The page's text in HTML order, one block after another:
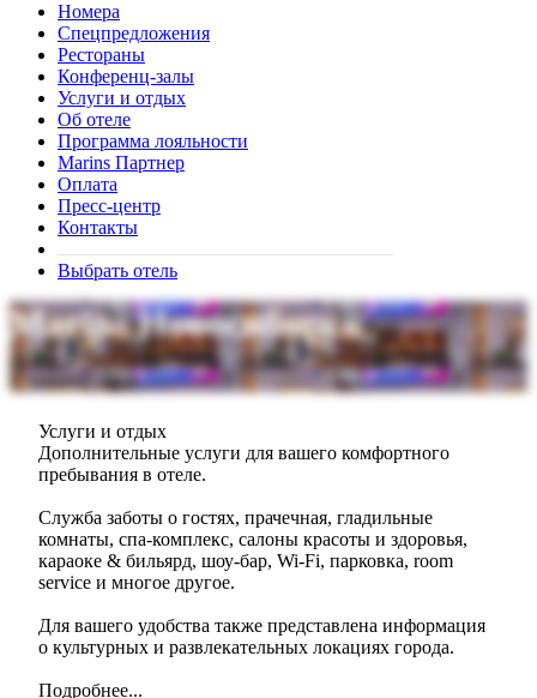
Номера
Спецпредложения
Рестораны
Конференц-залы
Услуги и отдых
Об отеле
Программа лояльности
Marins Партнер
Оплата
Пресс-центр
Контакты
Выбрать отель
Marins Новосибирск
С заботой о Вас
Услуги и отдых
Дополнительные услуги для вашего комфортного
пребывания в отеле.
Служба заботы о гостях, прачечная, гладильные
комнаты, спа-комплекс, салоны красоты и здоровья,
караоке & бильярд, шоу-бар, Wi‑Fi, парковка, room
service и многое другое.
Для вашего удобства также представлена информация
о культурных и развлекательных локациях города.
Подробнее...